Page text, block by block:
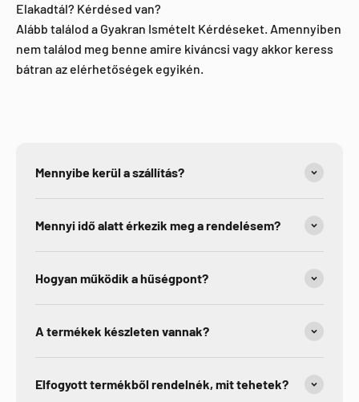
Elakadtál? Kérdésed van?
Alább találod a Gyakran Ismételt Kérdéseket. Amennyiben
nem találod meg benne amire kiváncsi vagy akkor keress
bátran az elérhetőségek egyikén.
Mennyibe kerül a szállítás?
Mennyi idő alatt érkezik meg a rendelésem?
Hogyan működik a hűségpont?
A termékek készleten vannak?
Elfogyott termékből rendelnék, mit tehetek?